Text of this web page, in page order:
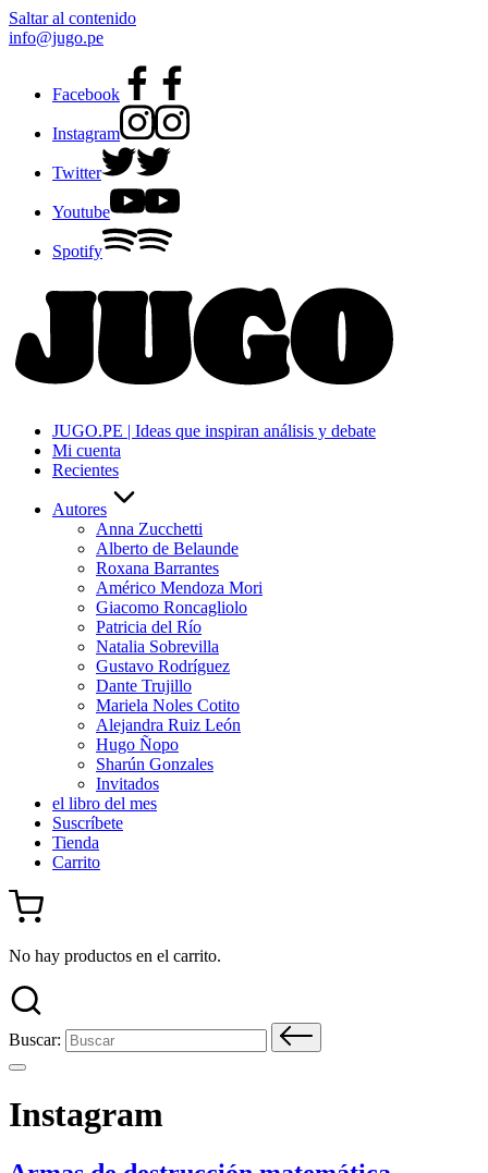
Saltar al contenido
info@jugo.pe
Facebook
Instagram
Twitter
Youtube
Spotify
JUGO.PE | Ideas que inspiran análisis y debate
Mi cuenta
Recientes
Autores
Anna Zucchetti
Alberto de Belaunde
Roxana Barrantes
Américo Mendoza Mori
Giacomo Roncagliolo
Patricia del Río
Natalia Sobrevilla
Gustavo Rodríguez
Dante Trujillo
Mariela Noles Cotito
Alejandra Ruiz León
Hugo Ñopo
Sharún Gonzales
Invitados
el libro del mes
Suscríbete
Tienda
Carrito
No hay productos en el carrito.
Buscar:
Instagram